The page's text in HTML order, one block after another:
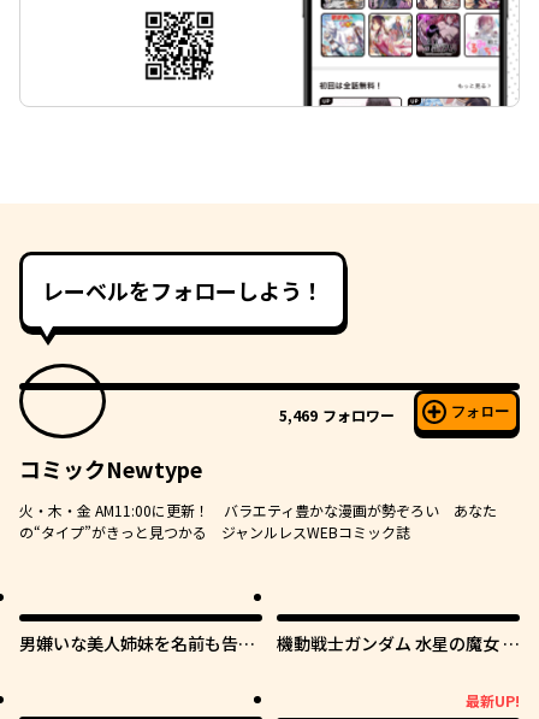
レーベルをフォローしよう！
5,469 フォロワー フォロー
コミックNewtype
火・木・金 AM11:00に更新！ バラエティ豊かな漫画が勢ぞろい あなた
の“タイプ”がきっと見つかる ジャンルレスWEBコミック誌
男嫌いな美人姉妹を名前も告げ
機動戦士ガンダム 水星の魔女 青
最新UP!